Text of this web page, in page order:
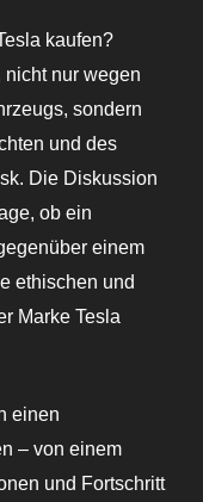
kaufen?
nicht nur wegen
sondern
und des
Die Diskussion
ob ein
einem
ethischen und
Marke Tesla
einen
– von einem
und Fortschritt